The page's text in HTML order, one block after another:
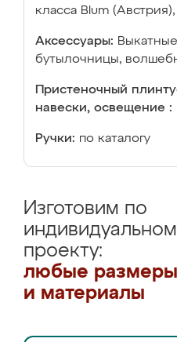
класса Blum
Аксессуары:
бутылочницы,
Пристеночный
навески, освещение :
Ручки: по каталогу
Изготовим по
проекту:
любые
и материалы